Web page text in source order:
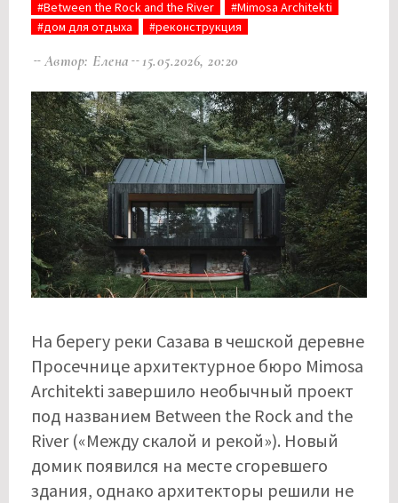
#Between the Rock and the River
#Mimosa Architekti
#дом для отдыха
#реконструкция
Автор: Елена 15.05.2026, 20:20
На берегу реки Сазава в чешской деревне
Просечнице архитектурное бюро Mimosa
Architekti завершило необычный проект
под названием Between the Rock and the
River («Между скалой и рекой»). Новый
домик появился на месте сгоревшего
здания, однако архитекторы решили не